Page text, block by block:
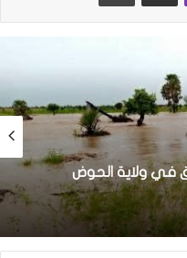
في ولاية الحوض